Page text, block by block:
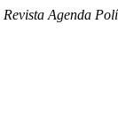
Revista Agenda